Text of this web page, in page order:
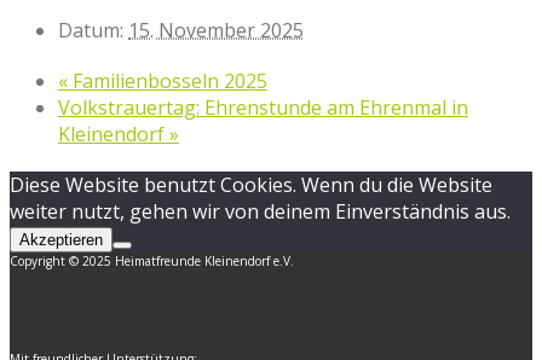
Datum: 15. November 2025
« Familienbosseln 2025
Volkstrauertag: Ehrenstunde am Ehrenmal in
Kleinendorf»
Diese Website benutzt Cookies. Wenn du die Website
weiter nutzt, gehen wir von deinem Einverständnis aus.
Akzeptieren
Copyright © 2025 Heimatfreunde Kleinendorf e.V.